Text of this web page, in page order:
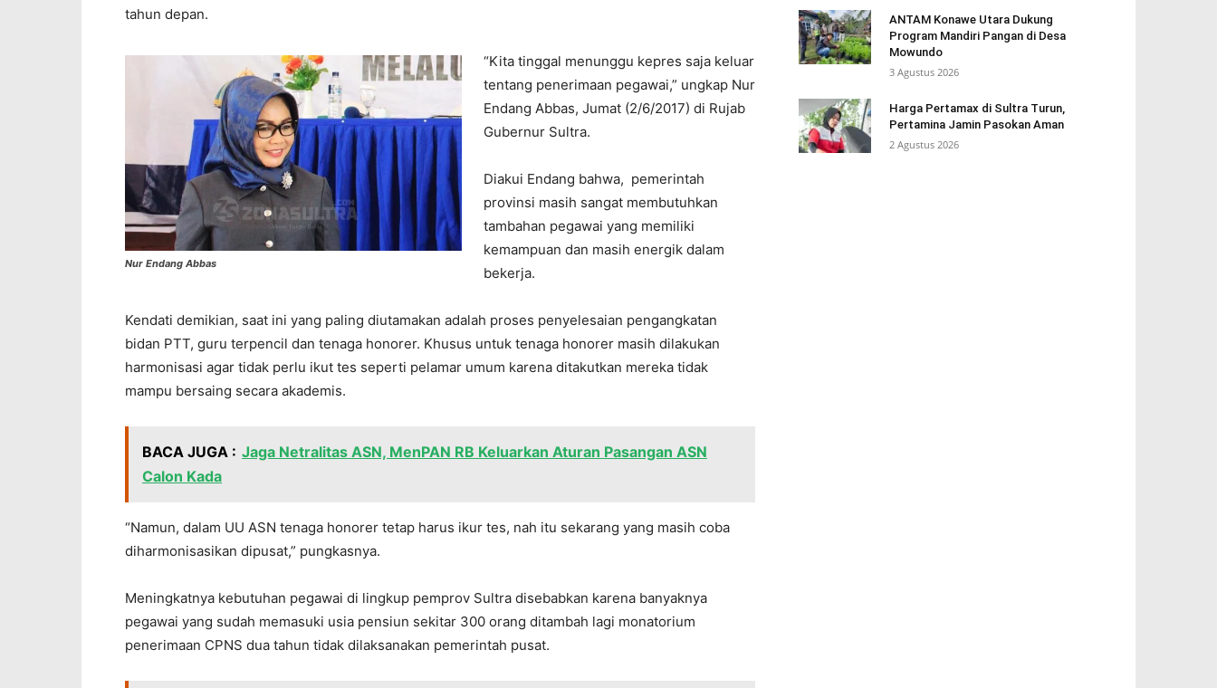
tahun depan.
Nur Endang Abbas
“Kita tinggal menunggu kepres saja keluar
tentang penerimaan pegawai,” ungkap Nur
Endang Abbas, Jumat (2/6/2017) di Rujab
Gubernur Sultra.
Diakui Endang bahwa, pemerintah
provinsi masih sangat membutuhkan
tambahan pegawai yang memiliki
kemampuan dan masih energik dalam
bekerja.
Kendati demikian, saat ini yang paling diutamakan adalah proses penyelesaian pengangkatan
bidan PTT, guru terpencil dan tenaga honorer. Khusus untuk tenaga honorer masih dilakukan
harmonisasi agar tidak perlu ikut tes seperti pelamar umum karena ditakutkan mereka tidak
mampu bersaing secara akademis.
BACA JUGA : Jaga Netralitas ASN, MenPAN RB Keluarkan Aturan Pasangan ASN
Calon Kada
“Namun, dalam UU ASN tenaga honorer tetap harus ikur tes, nah itu sekarang yang masih coba
diharmonisasikan dipusat,” pungkasnya.
Meningkatnya kebutuhan pegawai di lingkup pemprov Sultra disebabkan karena banyaknya
pegawai yang sudah memasuki usia pensiun sekitar 300 orang ditambah lagi monatorium
penerimaan CPNS dua tahun tidak dilaksanakan pemerintah pusat.
ANTAM Konawe Utara Dukung
Program Mandiri Pangan di Desa
Mowundo
3 Agustus 2026
Harga Pertamax di Sultra Turun,
Pertamina Jamin Pasokan Aman
2 Agustus 2026